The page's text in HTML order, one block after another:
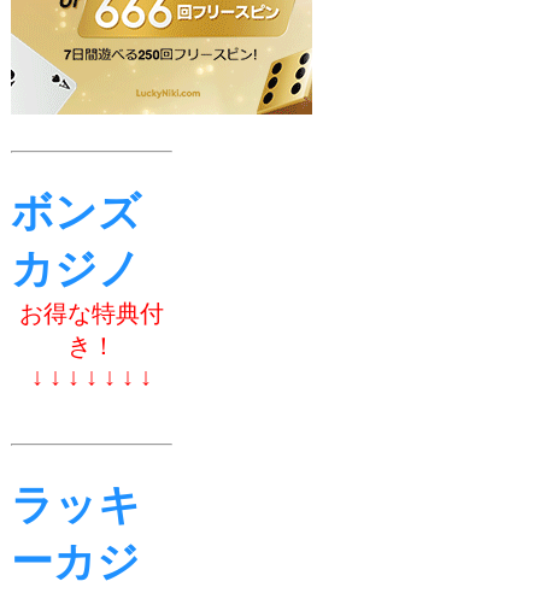
ボンズ
カジノ
お得な特典付
き！
↓ ↓ ↓ ↓ ↓ ↓ ↓
ラッキ
ーカジ